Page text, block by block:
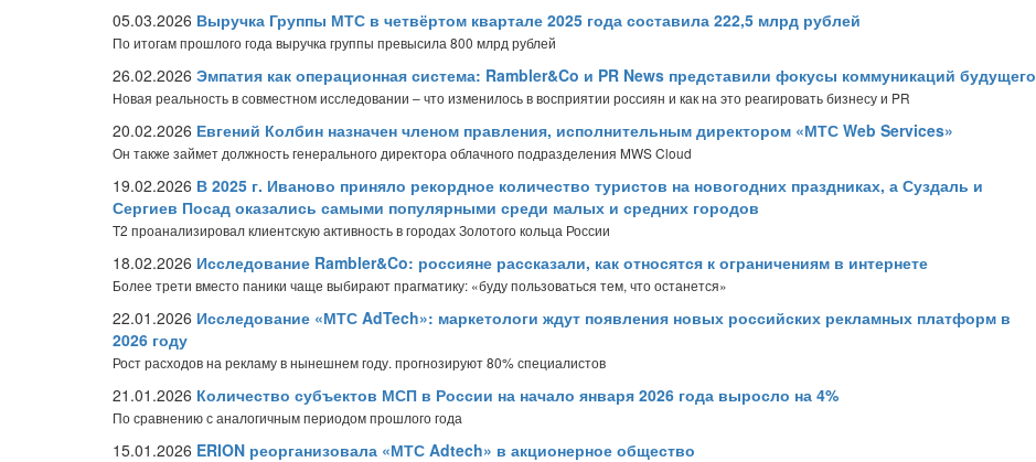
05.03.2026 Выручка Группы МТС в четвёртом квартале 2025 года составила 222,5 млрд рублей
По итогам прошлого года выручка группы превысила 800 млрд рублей
26.02.2026 Эмпатия как операционная система: Rambler&Co и PR News представили фокусы коммуникаций будущего
Новая реальность в совместном исследовании – что изменилось в восприятии россиян и как на это реагировать бизнесу и PR
20.02.2026 Евгений Колбин назначен членом правления, исполнительным директором «МТС Web Services»
Он также займет должность генерального директора облачного подразделения MWS Cloud
19.02.2026 В 2025 г. Иваново приняло рекордное количество туристов на новогодних праздниках, а Суздаль и
Сергиев Посад оказались самыми популярными среди малых и средних городов
T2 проанализировал клиентскую активность в городах Золотого кольца России
18.02.2026 Исследование Rambler&Co: россияне рассказали, как относятся к ограничениям в интернете
Более трети вместо паники чаще выбирают прагматику: «буду пользоваться тем, что останется»
22.01.2026 Исследование «МТС AdTech»: маркетологи ждут появления новых российских рекламных платформ в
2026 году
Рост расходов на рекламу в нынешнем году. прогнозируют 80% специалистов
21.01.2026 Количество субъектов МСП в России на начало января 2026 года выросло на 4%
По сравнению с аналогичным периодом прошлого года
15.01.2026 ERION реорганизовала «МТС Adtech» в акционерное общество